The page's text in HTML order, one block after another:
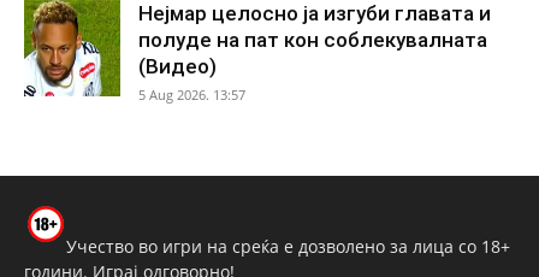
Нејмар целосно ја изгуби главата и
полуде на пат кон соблекувалната
(Видео)
5 Aug 2026. 13:57
Учество во игри на среќа е дозволено за лица со 18+
години. Играј одговорно!